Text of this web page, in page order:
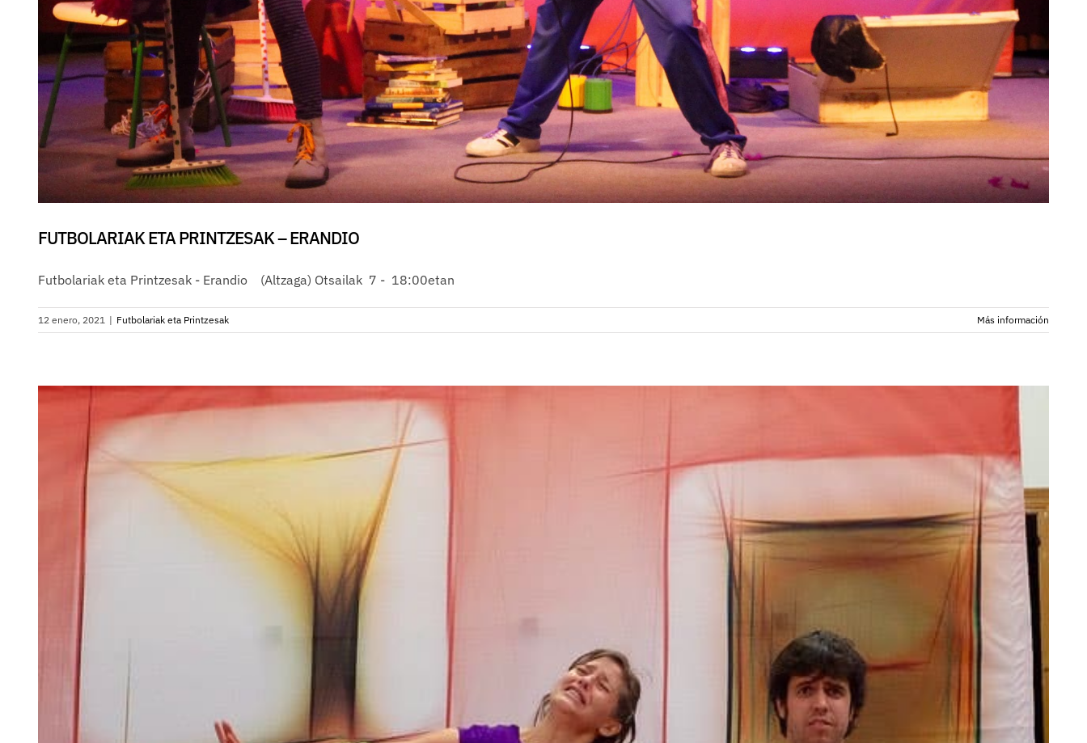
FUTBOLARIAK ETA PRINTZESAK – ERANDIO
Futbolariak eta Printzesak - Erandio (Altzaga) Otsailak 7 - 18:00etan
12 enero, 2021 | Futbolariak eta Printzesak Más información